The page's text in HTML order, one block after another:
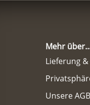
Mehr
Lieferung
Unsere AGB